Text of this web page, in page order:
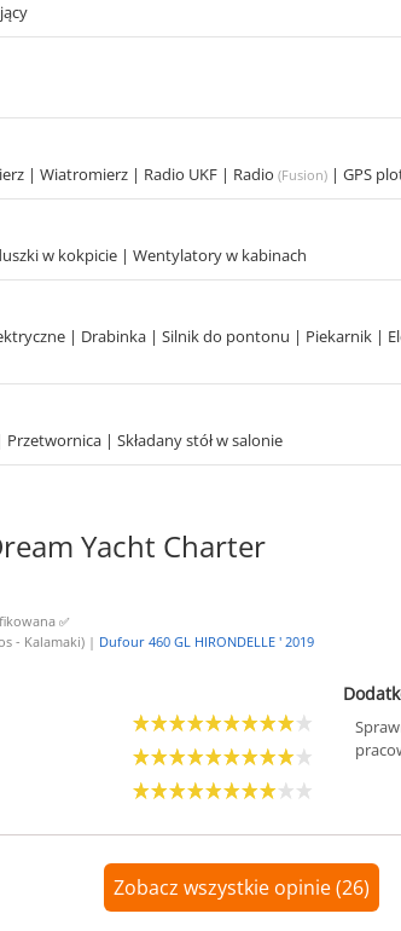
| Wiatromierz | Radio UKF | Radio (Fusion) | GPS
w kokpicie | Wentylatory w kabinach
| Drabinka | Silnik do pontonu | Piekarnik |
Przetwornica | Składany stół w salonie
Yacht Charter
✅
- Kalamaki) | Dufour 460 GL HIRONDELLE ' 2019
Zobacz wszystkie opinie (26)